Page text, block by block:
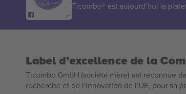
Ticombo® est aujourd’hui la
Label d’excellence de la
Ticombo GmbH (société mère) est reconnue
recherche et de l’innovation de l’UE, pour sa